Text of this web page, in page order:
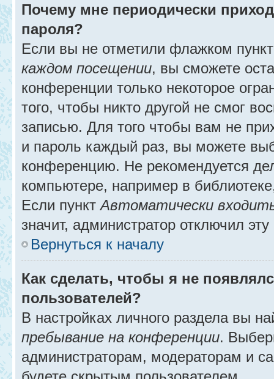
Почему мне периодически
пароля?
Если вы не отметили флажком
каждом посещении, вы сможете
конференции только некоторое
того, чтобы никто другой не смог
записью. Для того чтобы вам не
и пароль каждый раз, вы можете
конференцию. Не рекомендуется
компьютере, например в
Если пунктАвтоматически
значит, администратор отключил
Вернуться к началу
Как сделать, чтобы я не
пользователей?
В настройках личного раздела вы
пребывание на конференции.
администраторам, модераторам и